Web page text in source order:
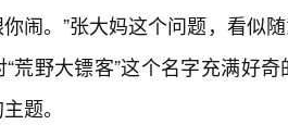
闹。”张大妈这个问题，看似
荒野大镖客”这个名字充满好
题。